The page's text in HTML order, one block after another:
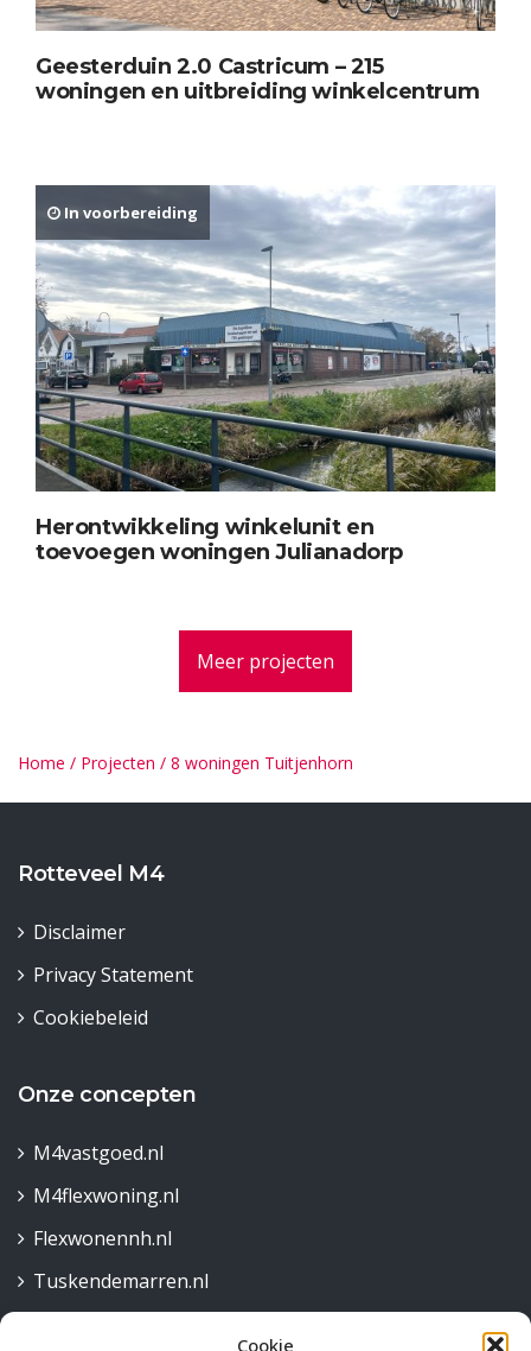
Cookie
Geesterduin 2.0 Castricum – 215
woningen en uitbreiding winkelcentrum
In voorbereiding
Herontwikkeling winkelunit en
toevoegen woningen Julianadorp
Meer projecten
Home / Projecten / 8 woningen Tuitjenhorn
Rotteveel M4
Disclaimer
Privacy Statement
Cookiebeleid
Onze concepten
M4vastgoed.nl
M4flexwoning.nl
Flexwonennh.nl
Tuskendemarren.nl